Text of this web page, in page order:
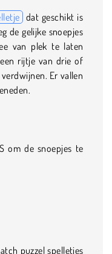
dat geschikt is
de gelijke snoepjes
van plek te laten
rijtje van drie of
Er vallen
om de snoepjes te
puzzel spelletjes